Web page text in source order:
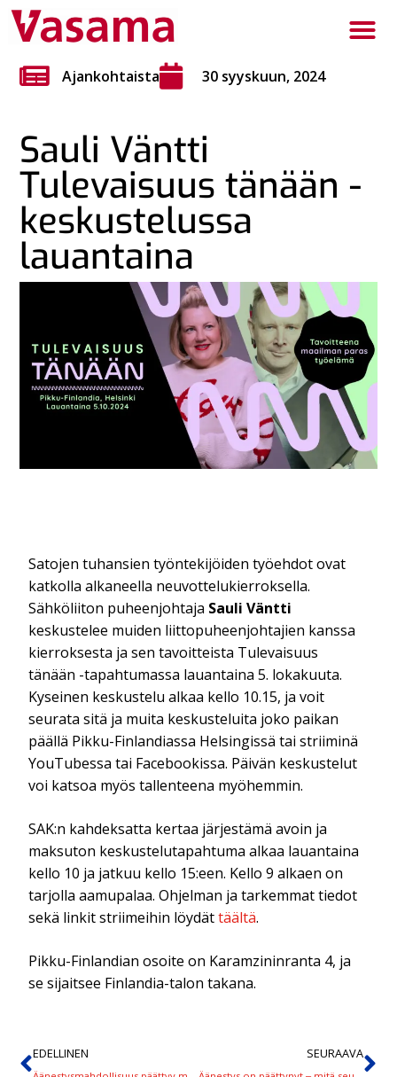
Ajankohtaista 30 syyskuun, 2024
Sauli Väntti
Tulevaisuus tänään -
keskustelussa
lauantaina
Satojen tuhansien työntekijöiden työehdot ovat
katkolla alkaneella neuvottelukierroksella.
Sähköliiton puheenjohtaja Sauli Väntti
keskustelee muiden liittopuheenjohtajien kanssa
kierroksesta ja sen tavoitteista Tulevaisuus
tänään -tapahtumassa lauantaina 5. lokakuuta.
Kyseinen keskustelu alkaa kello 10.15, ja voit
seurata sitä ja muita keskusteluita joko paikan
päällä Pikku-Finlandiassa Helsingissä tai striiminä
YouTubessa tai Facebookissa. Päivän keskustelut
voi katsoa myös tallenteena myöhemmin.
SAK:n kahdeksatta kertaa järjestämä avoin ja
maksuton keskustelutapahtuma alkaa lauantaina
kello 10 ja jatkuu kello 15:een. Kello 9 alkaen on
tarjolla aamupalaa. Ohjelman ja tarkemmat tiedot
sekä linkit striimeihin löydättäältä.
Pikku-Finlandian osoite on Karamzininranta 4, ja
se sijaitsee Finlandia-talon takana.
EDELLINEN SEURAAVA